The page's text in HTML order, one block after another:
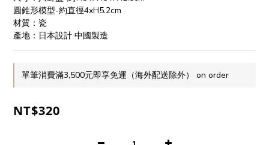
圓錐形模型-約直徑4xH5.2cm
材質：瓷
產地：日本設計 中國製造
單筆消費滿3,500元即享免運（海外配送除外） on order
NT$320